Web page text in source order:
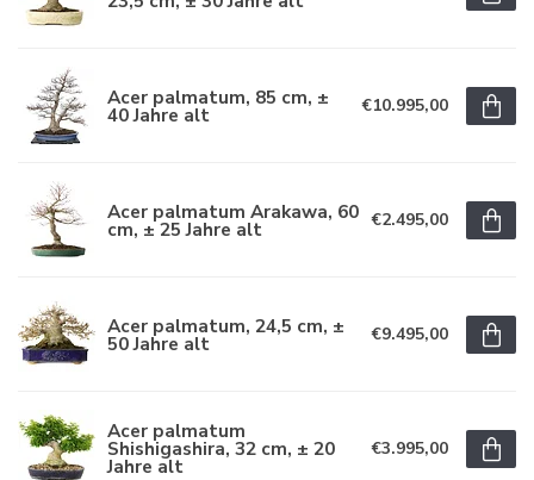
Acer palmatum, 85 cm, ±
40 Jahre alt €10.995,00
Acer palmatum Arakawa, 60
cm, ± 25 Jahre alt €2.495,00
Acer palmatum, 24,5 cm, ±
50 Jahre alt €9.495,00
Acer palmatum
Shishigashira, 32 cm, ± 20
Jahre alt
€3.995,00